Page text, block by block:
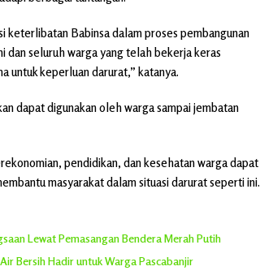
keterlibatan Babinsa dalam proses pembangunan
dan seluruh warga yang telah bekerja keras
untuk keperluan darurat,” katanya.
dapat digunakan oleh warga sampai jembatan
pendidikan, dan kesehatan warga dapat
masyarakat dalam situasi darurat seperti ini.
Lewat Pemasangan Bendera Merah Putih
Bersih Hadir untuk Warga Pascabanjir